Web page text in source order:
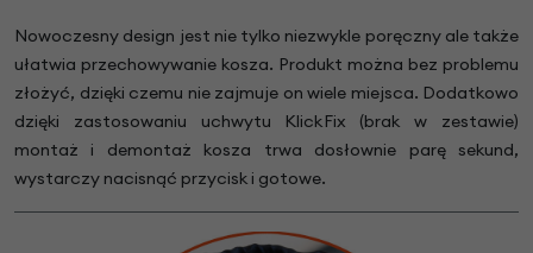
Nowoczesny design jest nie tylko niezwykle poręczny ale także
ułatwia przechowywanie kosza. Produkt można bez problemu
złożyć, dzięki czemu nie zajmuje on wiele miejsca. Dodatkowo
dzięki zastosowaniu uchwytu KlickFix (brak w zestawie)
montaż i demontaż kosza trwa dosłownie parę sekund,
wystarczy nacisnąć przycisk i gotowe.